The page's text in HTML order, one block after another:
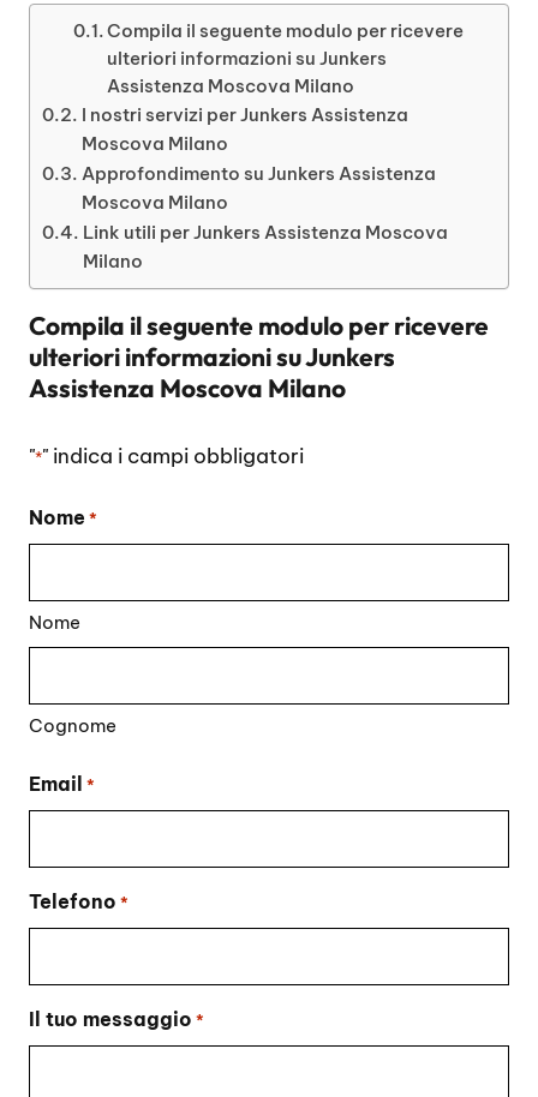
Compila il seguente modulo per ricevere
ulteriori informazioni su Junkers
Assistenza Moscova Milano
I nostri servizi per Junkers Assistenza
Moscova Milano
Approfondimento su Junkers Assistenza
Moscova Milano
Link utili per Junkers Assistenza Moscova
Milano
Compila il seguente modulo per ricevere
ulteriori informazioni suJunkers
Assistenza Moscova Milano
"*" indica i campi obbligatori
Nome *
Nome
Cognome
Email *
Telefono *
Il tuo messaggio *